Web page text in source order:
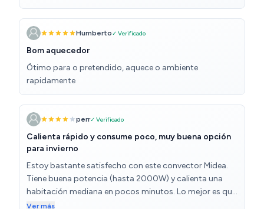
un problema menor que se soluciona regulando
manualmente con el mando a distancia. Nivel sonoro
normal.
Humberto✓ Verificado
Bom aquecedor
Ótimo para o pretendido, aquece o ambiente
rapidamente
perr✓ Verificado
Calienta rápido y consume poco, muy buena opción
para invierno
Estoy bastante satisfecho con este convector Midea.
Tiene buena potencia (hasta 2000W) y calienta una
habitación mediana en pocos minutos. Lo mejor es que
tiene tres niveles de potencia y termostato regulable, lo
Ver más